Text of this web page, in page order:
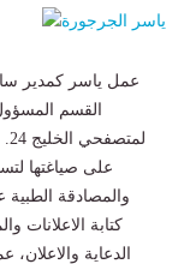
القسم
على صياغتها
كتابة
الدعاية